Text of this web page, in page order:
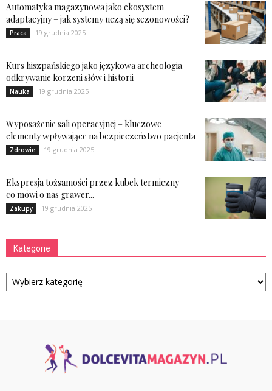
Automatyka magazynowa jako ekosystem
adaptacyjny – jak systemy uczą się sezonowości?
Praca 19 grudnia 2025
Kurs hiszpańskiego jako językowa archeologia –
odkrywanie korzeni słów i historii
Nauka 19 grudnia 2025
Wyposażenie sali operacyjnej – kluczowe
elementy wpływające na bezpieczeństwo pacjenta
Zdrowie 19 grudnia 2025
Ekspresja tożsamości przez kubek termiczny –
co mówi o nas grawer...
Zakupy 19 grudnia 2025
Kategorie
Kategorie